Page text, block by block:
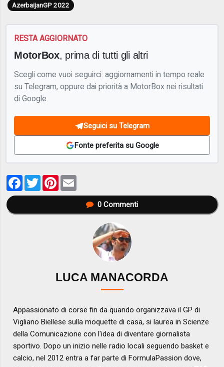
AzerbaijanGP 2022
RESTA AGGIORNATO
MotorBox, prima di tutti gli altri
Scegli come vuoi seguirci: aggiornamenti in tempo reale
su Telegram, oppure dai priorità a MotorBox nei risultati
di Google.
Seguici su Telegram
Fonte preferita su Google
Facebook
TwitterPinterest
0Commenti
LUCA MANACORDA
Appassionato di corse fin da quando organizzava il GP di
Vigliano Biellese sulla moquette di casa, si laurea in Scienze
della Comunicazione con l'idea di diventare giornalista
sportivo. Dopo un inizio nelle radio locali seguendo basket e
calcio, nel 2012 entra a far parte di FormulaPassion dove,